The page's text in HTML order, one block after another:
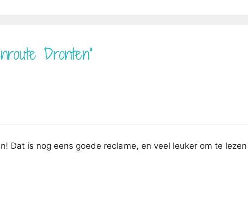
Dronten”
Dat is nog eens goede reclame, en veel leuker om te lezen